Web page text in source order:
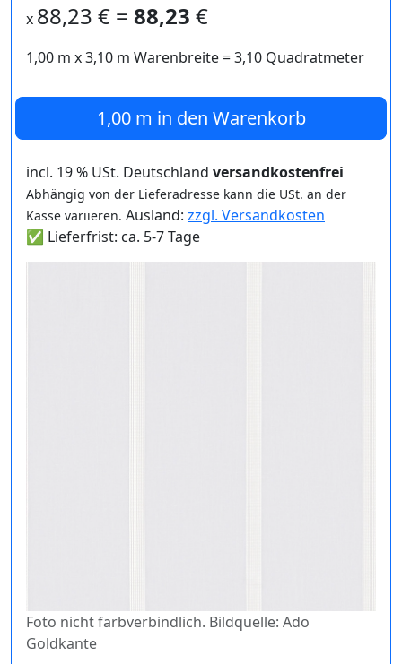
x 88,23 € = 88,23 €
1,00 m x3,10 m Warenbreite =3,10 Quadratmeter
1,00 m in den Warenkorb
incl. 19 % USt. Deutschland versandkostenfrei
Abhängig von der Lieferadresse kann die USt. an der
Kasse variieren. Ausland: zzgl. Versandkosten
✅ Lieferfrist: ca. 5-7 Tage
Foto nicht farbverbindlich. Bildquelle: Ado
Goldkante